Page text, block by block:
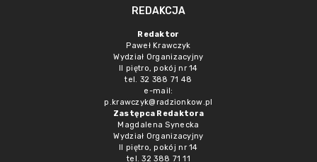
REDAKCJA
Redaktor
Paweł Krawczyk
Wydział Organizacyjny
II piętro, pokój nr 14
tel. 32 388 71 48
e-mail:
p.krawczyk@radzionkow.pl
Zastępca Redaktora
Magdalena Synecka
Wydział Organizacyjny
II piętro, pokój nr 14
tel. 32 388 71 11